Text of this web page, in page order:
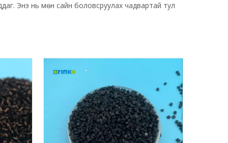
Энэ нь мөн сайн боловсруулах чадвартай тул